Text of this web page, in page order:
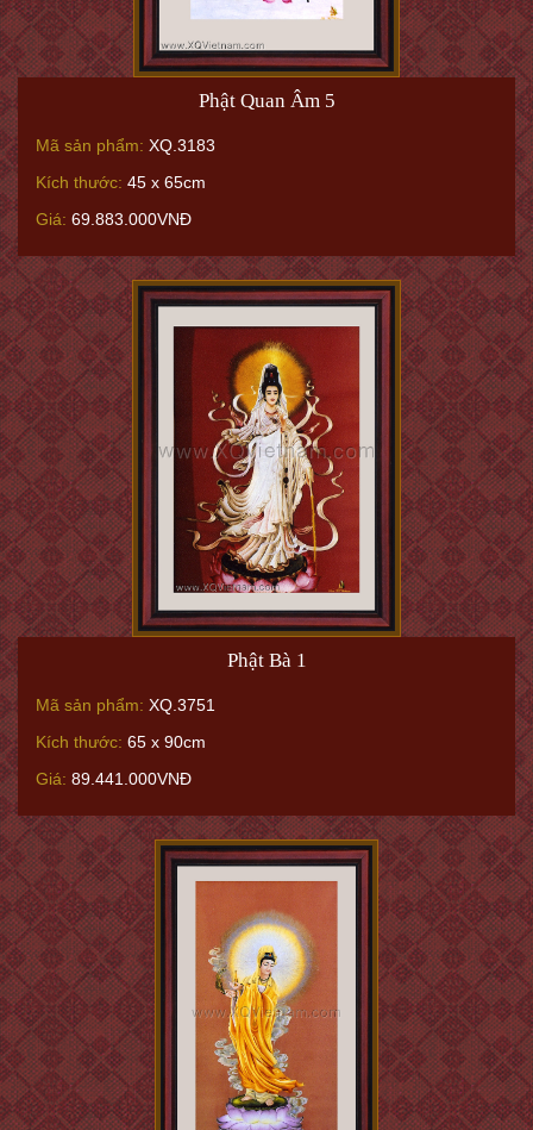
Phật Quan Âm 5
Mã sản phẩm: XQ.3183
Kích thước: 45 x 65cm
Giá: 69.883.000VNĐ
Phật Bà 1
Mã sản phẩm: XQ.3751
Kích thước: 65 x 90cm
Giá: 89.441.000VNĐ